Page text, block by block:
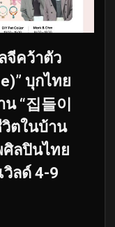
จีคว้าตัว
บุกไทย
“집들이
วิตในบ้าน
ศิลปินไทย
ลด์ 4-9